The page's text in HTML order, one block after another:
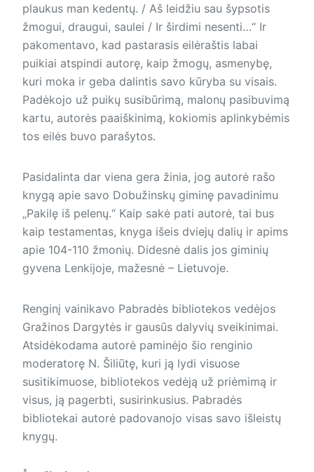
plaukus man kedentų. / Aš leidžiu sau šypsotis
žmogui, draugui, saulei / Ir širdimi nesenti…“ Ir
pakomentavo, kad pastarasis eilėraštis labai
puikiai atspindi autorę, kaip žmogų, asmenybę,
kuri moka ir geba dalintis savo kūryba su visais.
Padėkojo už puikų susibūrimą, malonų pasibuvimą
kartu, autorės paaiškinimą, kokiomis aplinkybėmis
tos eilės buvo parašytos.
Pasidalinta dar viena gera žinia, jog autorė rašo
knygą apie savo Dobužinskų giminę pavadinimu
„Pakilę iš pelenų.“ Kaip sakė pati autorė, tai bus
kaip testamentas, knyga išeis dviejų dalių ir apims
apie 104-110 žmonių. Didesnė dalis jos giminių
gyvena Lenkijoje, mažesnė – Lietuvoje.
Renginį vainikavo Pabradės bibliotekos vedėjos
Gražinos Dargytės ir gausūs dalyvių sveikinimai.
Atsidėkodama autorė paminėjo šio renginio
moderatorę N. Šiliūtę, kuri ją lydi visuose
susitikimuose, bibliotekos vedėją už priėmimą ir
visus, ją pagerbti, susirinkusius. Pabradės
bibliotekai autorė padovanojo visas savo išleistų
knygų.